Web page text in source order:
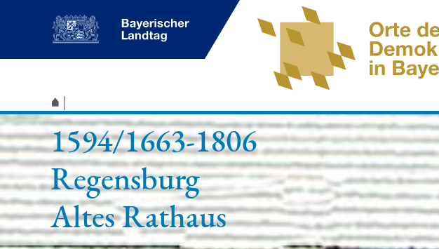
1594/1663-1806
Regensburg
Altes Rathaus